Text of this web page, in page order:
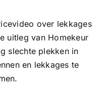
over lekkages
uitleg van Homekeur
slechte plekken in
en lekkages te